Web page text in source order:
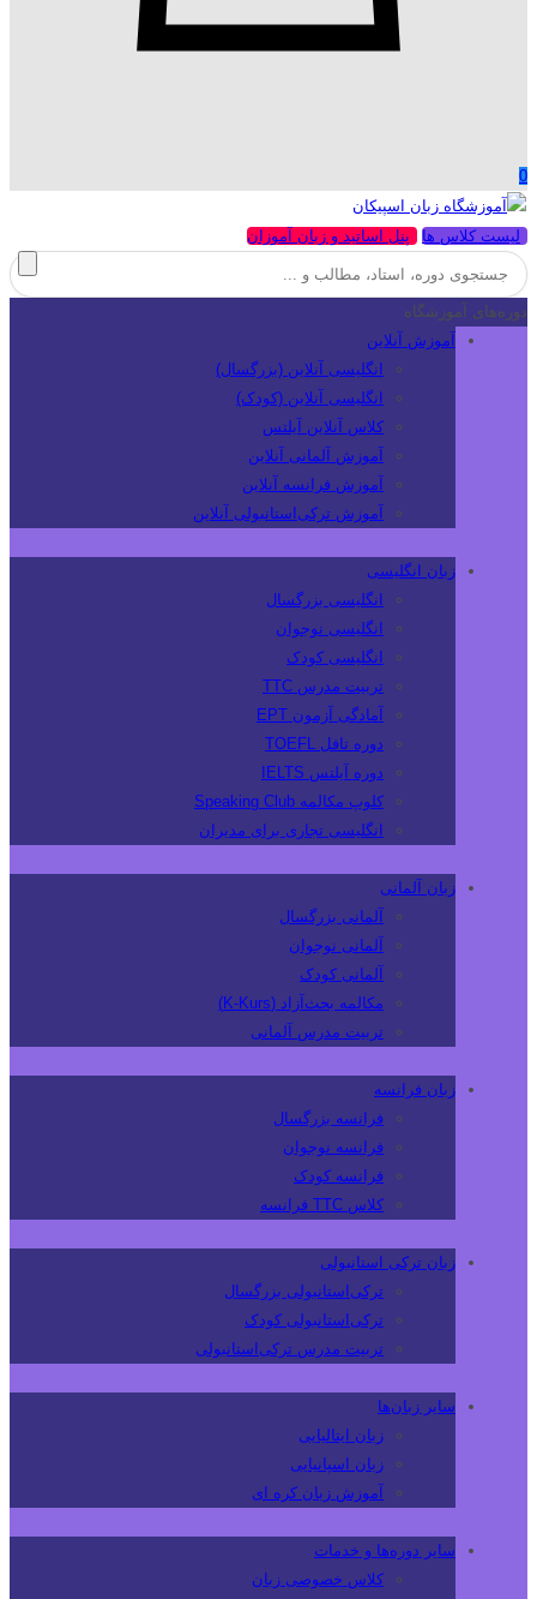
0
لیست کلاس ها پنل اساتید و زبان آموزان
دوره‌های آموزشگاه
آموزش آنلاین
انگلیسی آنلاین (بزرگسال)
انگلیسی آنلاین (کودک)
کلاس آنلاین آیلتس
آموزش آلمانی آنلاین
آموزش فرانسه آنلاین
آموزش ترکی‌استانبولی آنلاین
زبان انگلیسی
انگلیسی بزرگسال
انگلیسی نوجوان
انگلیسی کودک
تربیت مدرس TTC
آمادگی آزمون EPT
دوره تافل TOEFL
دوره آیلتس IELTS
کلوپ مکالمه Speaking Club
انگلیسی تجاری برای مدیران
زبان آلمانی
آلمانی بزرگسال
آلمانی نوجوان
آلمانی کودک
مکالمه بحث‌آزاد (K-Kurs)
تربیت مدرس آلمانی
زبان فرانسه
فرانسه بزرگسال
فرانسه نوجوان
فرانسه کودک
کلاس TTC فرانسه
زبان ترکی استانبولی
ترکی‌استانبولی بزرگسال
ترکی‌استانبولی کودک
تربیت مدرس ترکی‌استانبولی
سایر زبان‌ها
زبان ایتالیایی
زبان اسپانیایی
آموزش زبان کره ای
سایر دوره‌ها و خدمات
کلاس خصوصی زبان